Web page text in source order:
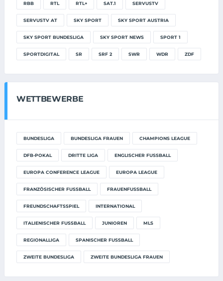
RBB RTL RTL+ SAT.1 SERVUSTV
SERVUSTV AT SKY SPORT SKY SPORT AUSTRIA
SKY SPORT BUNDESLIGA SKY SPORT NEWS SPORT 1
SPORTDIGITAL SR SRF 2 SWR WDR ZDF
WETTBEWERBE
BUNDESLIGA BUNDESLIGA FRAUEN CHAMPIONS LEAGUE
DFB-POKAL DRITTE LIGA ENGLISCHER FUSSBALL
EUROPA CONFERENCE LEAGUE EUROPA LEAGUE
FRANZÖSISCHER FUSSBALL FRAUENFUSSBALL
FREUNDSCHAFTSSPIEL INTERNATIONAL
ITALIENISCHER FUSSBALL JUNIOREN MLS
REGIONALLIGA SPANISCHER FUSSBALL
ZWEITE BUNDESLIGA ZWEITE BUNDESLIGA FRAUEN